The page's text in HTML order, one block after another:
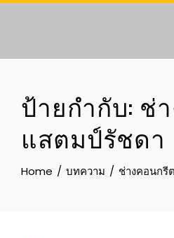
Skip
ป้ายกำกับ: ช่
แสตมป์รัชดา
Home บทความ ช่างคอนกรี